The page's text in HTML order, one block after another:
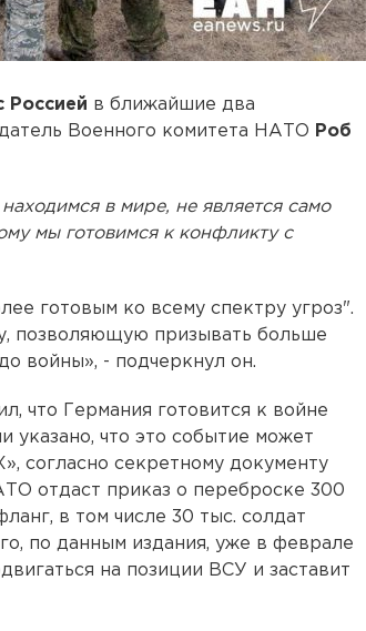
Россией в ближайшие два
Военного комитета НАТО Роб
в мире, не является само
мы готовимся к конфликту с
готовым ко всему спектру угроз".
позволяющую призывать больше
войны», - подчеркнул он.
что Германия готовится к войне
что это событие может
согласно секретному документу
отдаст приказ о переброске 300
в том числе 30 тыс. солдат
по данным издания, уже в феврале
на позиции ВСУ и заставит